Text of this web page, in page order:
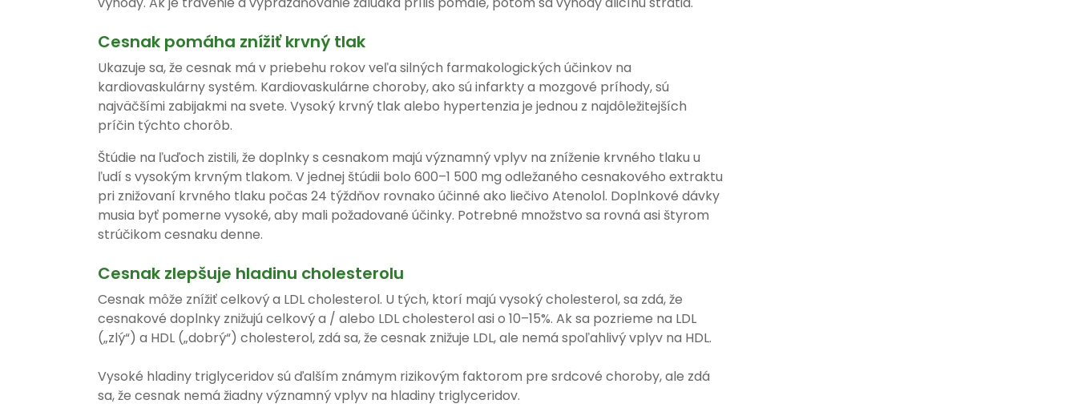
Cesnak pomáha znížiť krvný tlak
Ukazuje sa, že cesnak má v priebehu rokov veľa silných farmakologických účinkov na
kardiovaskulárny systém. Kardiovaskulárne choroby, ako sú infarkty a mozgové príhody, sú
najväčšími zabijakmi na svete. Vysoký krvný tlak alebo hypertenzia je jednou z najdôležitejších
príčin týchto chorôb.
Štúdie na ľuďoch zistili, že doplnky s cesnakom majú významný vplyv na zníženie krvného tlaku u
ľudí s vysokým krvným tlakom. V jednej štúdii bolo 600–1 500 mg odležaného cesnakového extraktu
pri znižovaní krvného tlaku počas 24 týždňov rovnako účinné ako liečivo Atenolol. Doplnkové dávky
musia byť pomerne vysoké, aby mali požadované účinky. Potrebné množstvo sa rovná asi štyrom
strúčikom cesnaku denne.
Cesnak zlepšuje hladinu cholesterolu
Cesnak môže znížiť celkový a LDL cholesterol. U tých, ktorí majú vysoký cholesterol, sa zdá, že
cesnakové doplnky znižujú celkový a / alebo LDL cholesterol asi o 10–15%. Ak sa pozrieme na LDL
(„zlý“) a HDL („dobrý“) cholesterol, zdá sa, že cesnak znižuje LDL, ale nemá spoľahlivý vplyv na HDL.
Vysoké hladiny triglyceridov sú ďalším známym rizikovým faktorom pre srdcové choroby, ale zdá
sa, že cesnak nemá žiadny významný vplyv na hladiny triglyceridov.